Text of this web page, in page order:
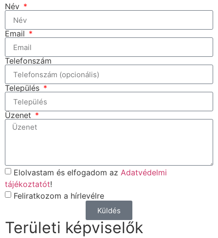
Név
Email
Telefonszám
Település
Üzenet
Elolvastam és elfogadom az Adatvédelmi
tájékoztatót!
Feliratkozom a hírlevélre
Küldés
Területi képviselők